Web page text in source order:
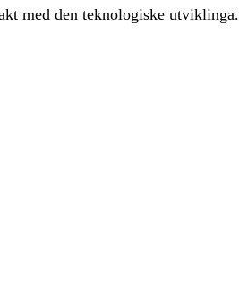
med den teknologiske utviklinga.